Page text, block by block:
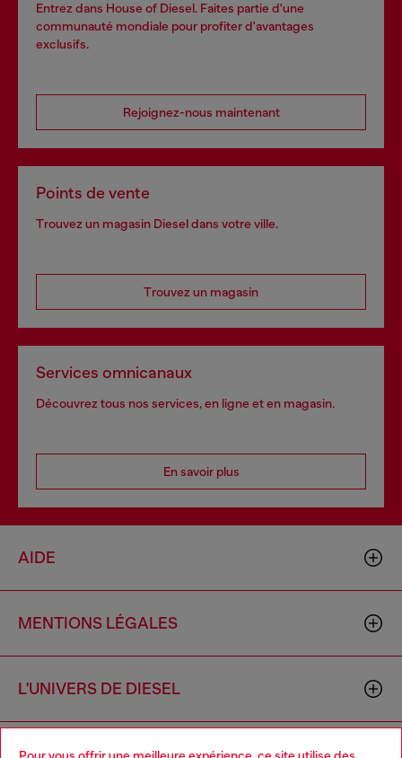
Entrez dans House of Diesel. Faites partie d'une
communauté mondiale pour profiter d'avantages
exclusifs.
Rejoignez-nous maintenant
Points de vente
Trouvez un magasin Diesel dans votre ville.
Trouvez un magasin
Services omnicanaux
Découvrez tous nos services, en ligne et en magasin.
En savoir plus
AIDE
MENTIONS LÉGALES
L'UNIVERS DE DIESEL
CORPORATE